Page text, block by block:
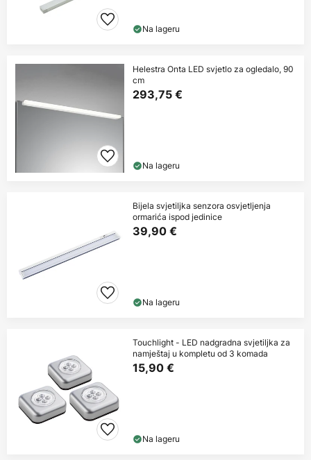
Na lageru
Helestra Onta LED svjetlo za ogledalo, 90
cm
293,75 €
Na lageru
Bijela svjetiljka senzora osvjetljenja
ormarića ispod jedinice
39,90 €
Na lageru
Touchlight - LED nadgradna svjetiljka za
namještaj u kompletu od 3 komada
15,90 €
Na lageru